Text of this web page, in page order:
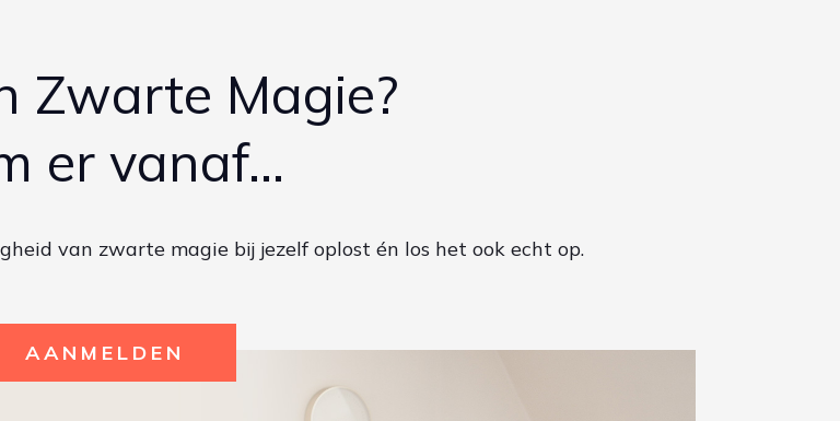
Zwarte Magie?
er vanaf...
van zwarte magie bij jezelf oplost én los het ook echt op.
AANMELDEN